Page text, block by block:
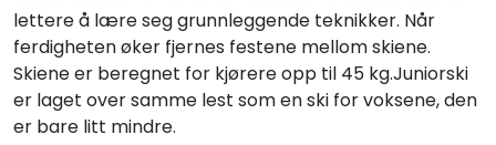
lettere å lære seg grunnleggende teknikker. Når
ferdigheten øker fjernes festene mellom skiene.
Skiene er beregnet for kjørere opp til 45 kg.Juniorski
er laget over samme lest som en ski for voksene, den
er bare litt mindre.